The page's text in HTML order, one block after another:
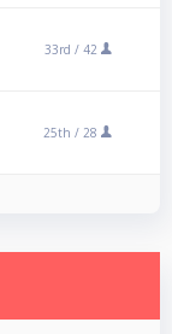
33rd / 42
25th / 28